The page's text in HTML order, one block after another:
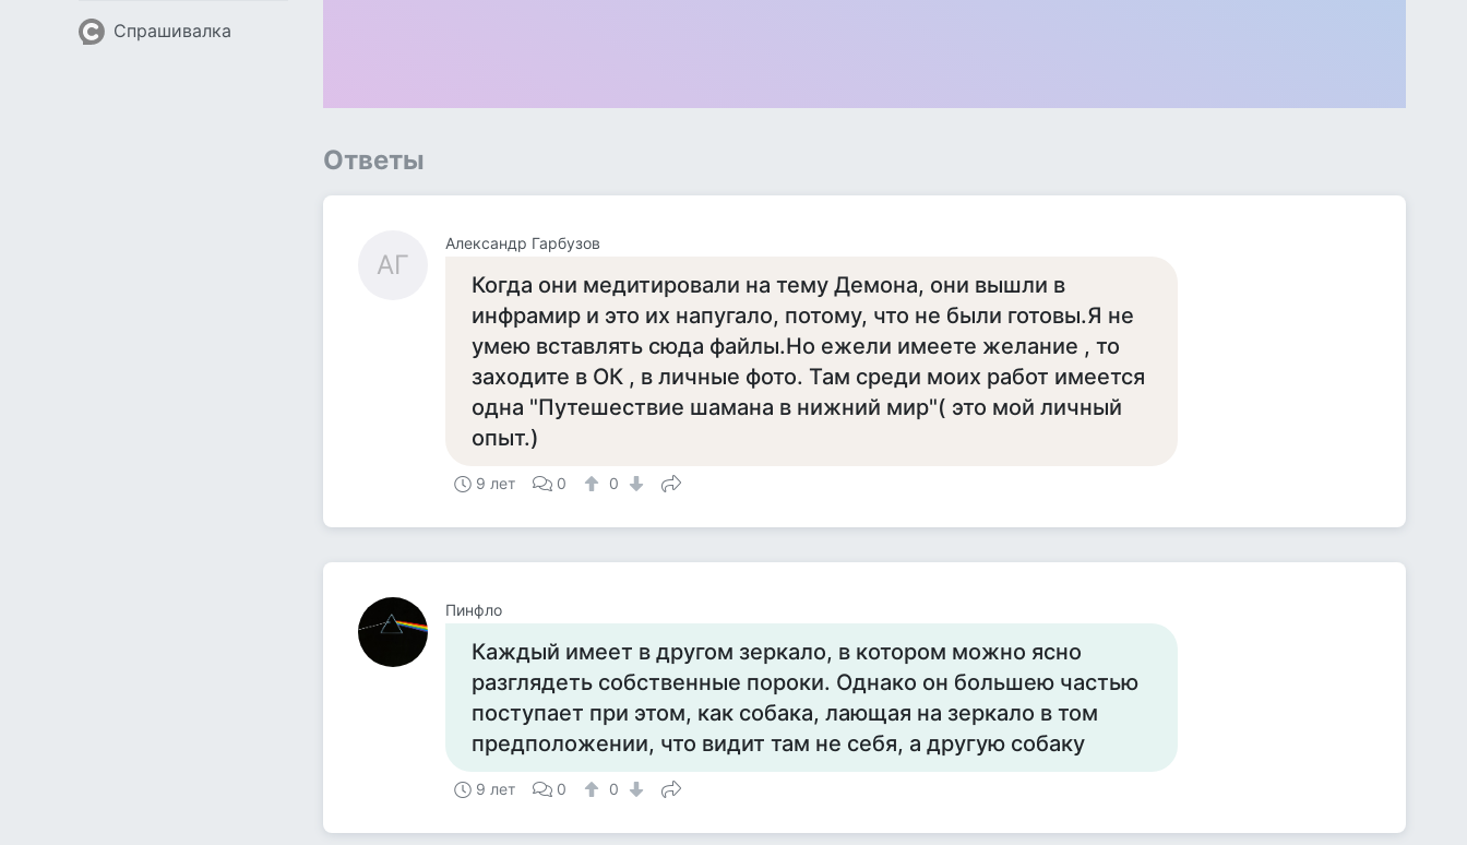
Спрашивалка
Ответы
АГ
Александр Гарбузов
Когда они медитировали на тему Демона, они вышли в
инфрамир и это их напугало, потому, что не были готовы.Я не
умею вставлять сюда файлы.Но ежели имеете желание , то
заходите в ОК , в личные фото. Там среди моих работ имеется
одна "Путешествие шамана в нижний мир"( это мой личный
опыт.)
9 лет 0 0
Пинфло
Каждый имеет в другом зеркало, в котором можно ясно
разглядеть собственные пороки. Однако он большею частью
поступает при этом, как собака, лающая на зеркало в том
предположении, что видит там не себя, а другую собаку
9 лет 0 0